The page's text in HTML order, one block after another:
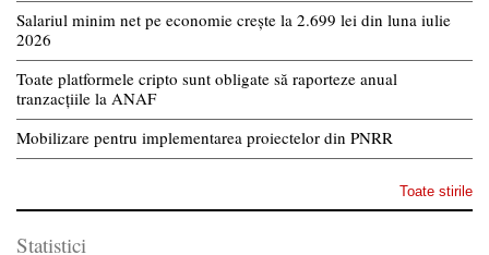
Salariul minim net pe economie crește la 2.699 lei din luna iulie
2026
Toate platformele cripto sunt obligate să raporteze anual
tranzacțiile la ANAF
Mobilizare pentru implementarea proiectelor din PNRR
Toate stirile
Statistici